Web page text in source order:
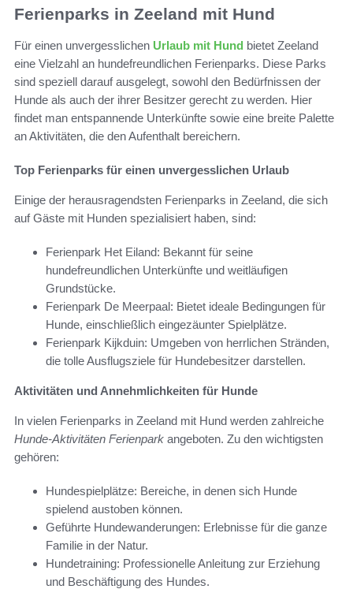
Ferienparks in Zeeland mit Hund
Für einen unvergesslichen Urlaub mit Hund bietet Zeeland
eine Vielzahl an hundefreundlichen Ferienparks. Diese Parks
sind speziell darauf ausgelegt, sowohl den Bedürfnissen der
Hunde als auch der ihrer Besitzer gerecht zu werden. Hier
findet man entspannende Unterkünfte sowie eine breite Palette
an Aktivitäten, die den Aufenthalt bereichern.
Top Ferienparks für einen unvergesslichen Urlaub
Einige der herausragendsten Ferienparks in Zeeland, die sich
auf Gäste mit Hunden spezialisiert haben, sind:
Ferienpark Het Eiland: Bekannt für seine
hundefreundlichen Unterkünfte und weitläufigen
Grundstücke.
Ferienpark De Meerpaal: Bietet ideale Bedingungen für
Hunde, einschließlich eingezäunter Spielplätze.
Ferienpark Kijkduin: Umgeben von herrlichen Stränden,
die tolle Ausflugsziele für Hundebesitzer darstellen.
Aktivitäten und Annehmlichkeiten für Hunde
In vielen Ferienparks in Zeeland mit Hund werden zahlreiche
Hunde-Aktivitäten Ferienpark angeboten. Zu den wichtigsten
gehören:
Hundespielplätze: Bereiche, in denen sich Hunde
spielend austoben können.
Geführte Hundewanderungen: Erlebnisse für die ganze
Familie in der Natur.
Hundetraining: Professionelle Anleitung zur Erziehung
und Beschäftigung des Hundes.